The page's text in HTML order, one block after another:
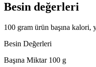
Besin değerleri
100 gram ürün başına
Besin Değerleri
Başına Miktar100 g